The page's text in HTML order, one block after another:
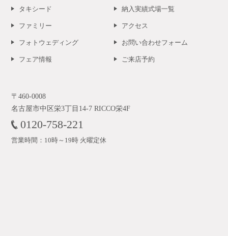
タキシード
ファミリー
フォトウェディング
フェア情報
納入実績式場一覧
アクセス
お問い合わせフォーム
ご来店予約
〒460-0008
名古屋市中区栄3丁目14-7 RICCO栄4F
0120-758-221
営業時間：10時～19時 火曜定休